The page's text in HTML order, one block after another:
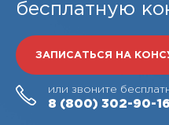
бесплатную
ЗАПИСАТЬСЯ НА
или звоните
8 (800) 302-90-16